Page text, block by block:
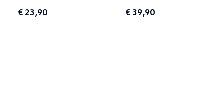
€ 23,90 € 39,90